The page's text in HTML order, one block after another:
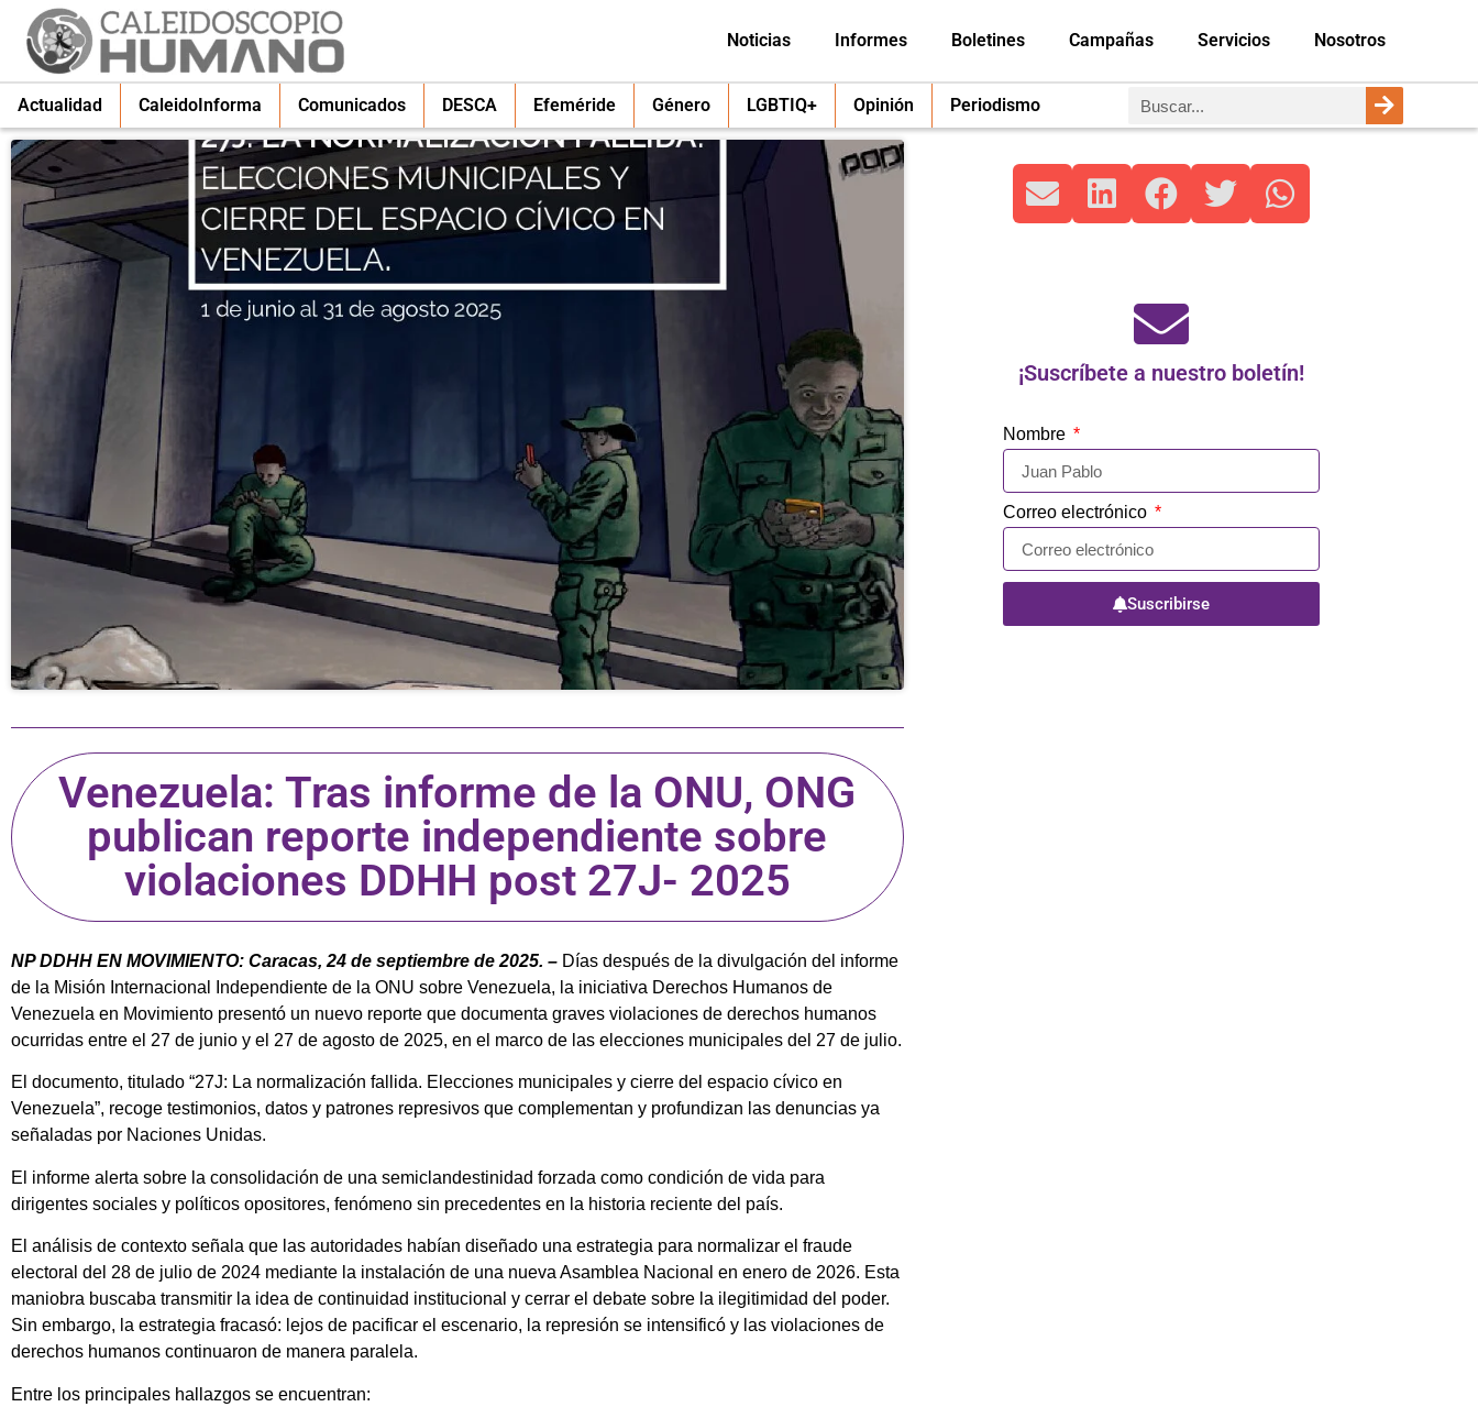
Noticias Informes Boletines Campañas Servicios Nosotros
Actualidad CaleidoInforma Comunicados DESCA Efeméride Género LGBTIQ+ Opinión Periodismo
Venezuela: Tras informe de la ONU, ONG
publican reporte independiente sobre
violaciones DDHH post 27J- 2025
NP DDHH EN MOVIMIENTO: Caracas, 24 de septiembre de 2025. – Días después de la divulgación del informe
de la Misión Internacional Independiente de la ONU sobre Venezuela, la iniciativa Derechos Humanos de
Venezuela en Movimiento presentó un nuevo reporte que documenta graves violaciones de derechos humanos
ocurridas entre el 27 de junio y el 27 de agosto de 2025, en el marco de las elecciones municipales del 27 de julio.
El documento, titulado “27J: La normalización fallida. Elecciones municipales y cierre del espacio cívico en
Venezuela”, recoge testimonios, datos y patrones represivos que complementan y profundizan las denuncias ya
señaladas por Naciones Unidas.
El informe alerta sobre la consolidación de una semiclandestinidad forzada como condición de vida para
dirigentes sociales y políticos opositores, fenómeno sin precedentes en la historia reciente del país.
El análisis de contexto señala que las autoridades habían diseñado una estrategia para normalizar el fraude
electoral del 28 de julio de 2024 mediante la instalación de una nueva Asamblea Nacional en enero de 2026. Esta
maniobra buscaba transmitir la idea de continuidad institucional y cerrar el debate sobre la ilegitimidad del poder.
Sin embargo, la estrategia fracasó: lejos de pacificar el escenario, la represión se intensificó y las violaciones de
derechos humanos continuaron de manera paralela.
Entre los principales hallazgos se encuentran:
¡Suscríbete a nuestro boletín!
Nombre
Correo electrónico
Suscribirse